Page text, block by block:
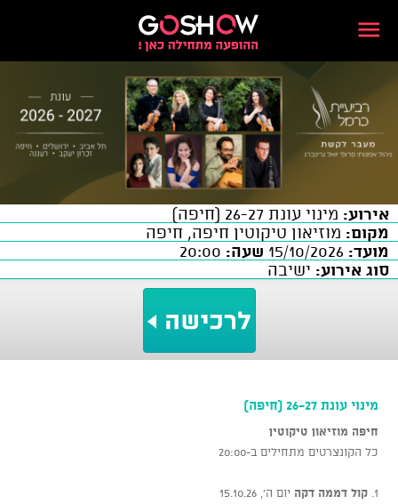
אירוע: מינוי עונת 26-27 (חיפה)
מקום: מוזיאון טיקוטין חיפה, חיפה
מועד:
שעה:
סוג אירוע: ישיבה
מינוי עונת 26-27 (חיפה)
חיפה מוזיאון טיקוטין
כל הקונצרטים מתחילים ב-20:00
1. קול דממה דקה יום ה’, 15.10.26